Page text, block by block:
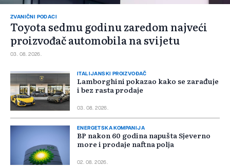
ZVANIČNI PODACI
Toyota sedmu godinu zaredom najveći
proizvođač automobila na svijetu
03. 08. 2026.
ITALIJANSKI PROIZVOĐAČ
Lamborghini pokazao kako se zarađuje
i bez rasta prodaje
03. 08. 2026.
ENERGETSKA KOMPANIJA
BP nakon 60 godina napušta Sjeverno
more i prodaje naftna polja
02. 08. 2026.